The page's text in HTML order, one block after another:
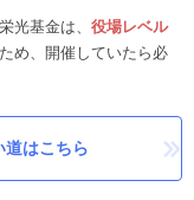
光基金は、 役場レベル
め、開催していたら必
道はこちら